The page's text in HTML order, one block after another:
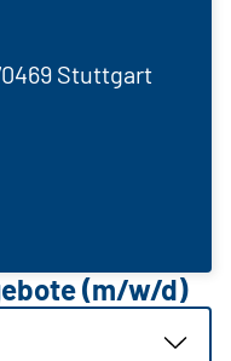
Stuttgart
(m/w/d)